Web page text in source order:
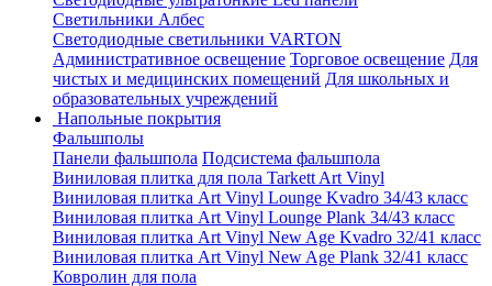
Светильники Албес
Светодиодные светильники VARTON
Административное освещение Торговое освещение Для
чистых и медицинских помещений Для школьных и
образовательных учреждений
Напольные покрытия
Фальшполы
Панели фальшпола Подсистема фальшпола
Виниловая плитка для пола Tarkett Art Vinyl
Виниловая плитка Art Vinyl Lounge Kvadro 34/43 класс
Виниловая плитка Art Vinyl Lounge Plank 34/43 класс
Виниловая плитка Art Vinyl New Age Kvadro 32/41 класс
Виниловая плитка Art Vinyl New Age Plank 32/41 класс
Ковролин для пола